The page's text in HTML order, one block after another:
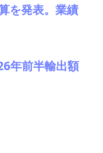
を発表。業績
年前半輸出額